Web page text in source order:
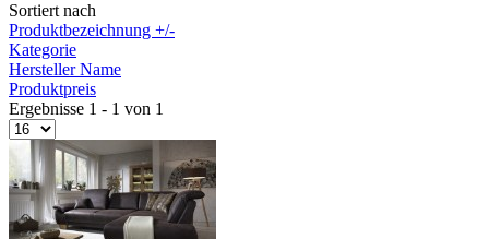
Sortiert nach
Produktbezeichnung +/-
Kategorie
Hersteller Name
Produktpreis
Ergebnisse 1 - 1 von 1